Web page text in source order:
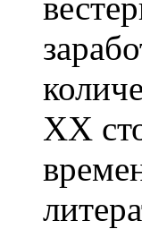
ХХ